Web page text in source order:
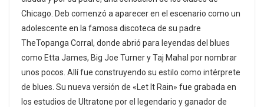
Chicago. Deb comenzó a aparecer en el escenario como un
adolescente en la famosa discoteca de su padre
TheTopanga Corral, donde abrió para leyendas del blues
como Etta James, Big Joe Turner y Taj Mahal por nombrar
unos pocos. Allí fue construyendo su estilo como intérprete
de blues. Su nueva versión de «Let It Rain» fue grabada en
los estudios de Ultratone por el legendario y ganador de